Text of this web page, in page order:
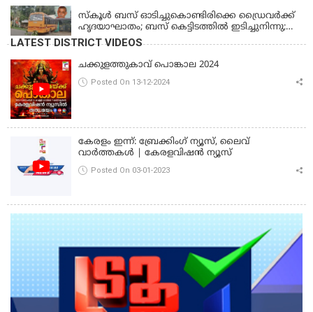
സ്കൂൾ ബസ് ഓടിച്ചുകൊണ്ടിരിക്കെ ഡ്രൈവർക്ക്
ഹൃദയാഘാതം; ബസ് കെട്ടിടത്തിൽ ഇടിച്ചുനിന്നു;
ഡ്രൈവർ മരിച്ചു, രണ്ട് കുട്ടികൾക്ക് പരിക്ക്
LATEST DISTRICT VIDEOS
ചക്കുളത്തുകാവ് പൊങ്കാല 2024
Posted On 13-12-2024
കേരളം ഇന്ന്: ബ്രേക്കിംഗ് ന്യൂസ്, ലൈവ്
വാർത്തകൾ | കേരളവിഷൻ ന്യൂസ്
Posted On 03-01-2023